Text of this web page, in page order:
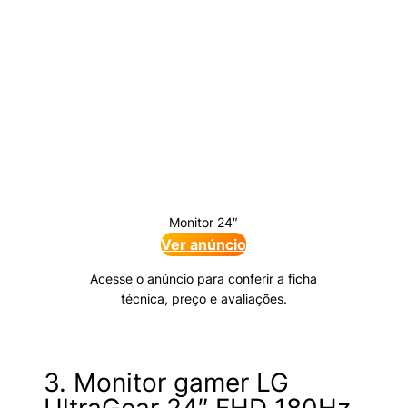
Monitor 24″
Ver anúncio
Acesse o anúncio para conferir a ficha
técnica, preço e avaliações.
3. Monitor gamer LG